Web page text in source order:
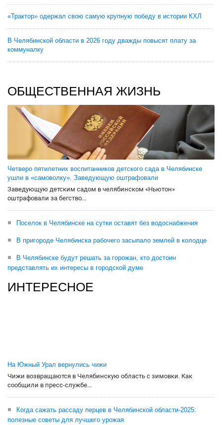
«Трактор» одержал свою самую крупную победу в истории КХЛ
В Челябинской области в 2026 году дважды повысят плату за
коммуналку
ОБЩЕСТВЕННАЯ ЖИЗНЬ
Четверо пятилетних воспитанников детского сада в Челябинске
ушли в «самоволку». Заведующую оштрафовали
Заведующую детским садом в челябинском «Ньютон»
оштрафовали за бегство...
Поселок в Челябинске на сутки оставят без водоснабжения
В пригороде Челябинска рабочего засыпало землей в колодце
В Челябинске будут решать за горожан, кто достоин
представлять их интересы в городской думе
ИНТЕРЕСНОЕ
На Южный Урал вернулись чижи
Чижи возвращаются в Челябинскую область с зимовки. Как
сообщили в пресс-службе...
Когда сажать рассаду перцев в Челябинской области-2025:
полезные советы для лучшего урожая